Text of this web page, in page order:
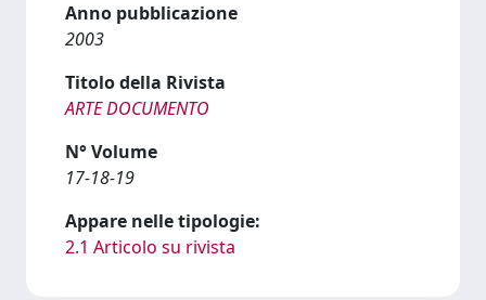
Anno pubblicazione
2003
Titolo della Rivista
ARTE DOCUMENTO
N° Volume
17-18-19
Appare nelle tipologie:
2.1 Articolo su rivista